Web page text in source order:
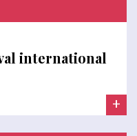
international
+